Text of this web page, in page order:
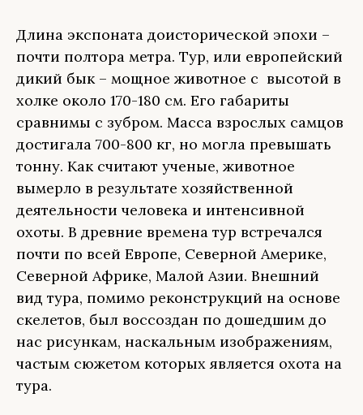
Длина экспоната доисторической эпохи –
почти полтора метра. Тур, или европейский
дикий бык – мощное животное с высотой в
холке около 170-180 см. Его габариты
сравнимы с зубром. Масса взрослых самцов
достигала 700-800 кг, но могла превышать
тонну. Как считают ученые, животное
вымерло в результате хозяйственной
деятельности человека и интенсивной
охоты. В древние времена тур встречался
почти по всей Европе, Северной Америке,
Северной Африке, Малой Азии. Внешний
вид тура, помимо реконструкций на основе
скелетов, был воссоздан по дошедшим до
нас рисункам, наскальным изображениям,
частым сюжетом которых является охота на
тура.